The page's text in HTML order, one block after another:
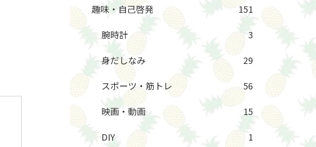
趣味・自己啓発
151
腕時計
3
身だしなみ
29
スポーツ・筋トレ
56
映画・動画
15
DIY
1